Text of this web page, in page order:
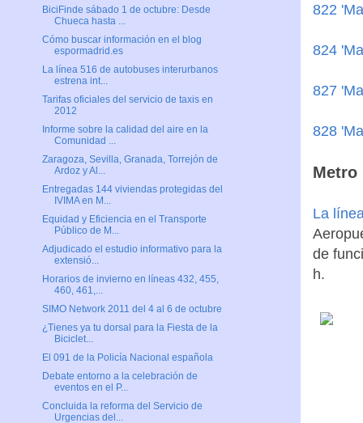
822
824
827
828
Metro
La
de
h.
BiciFinde sábado 1 de octubre: Desde
Chueca hasta ...
Cómo buscar información en el blog
espormadrid.es
La línea 516 de autobuses interurbanos
estrena int...
Tarifas oficiales del servicio de taxis en
2012
Informe sobre la calidad del aire en la
Comunidad ...
Zaragoza, Sevilla, Granada, Torrejón de
Ardoz y Al...
Entregadas 144 viviendas protegidas del
IVIMA en M...
Equidad y Eficiencia en el Transporte
Público de M...
Adjudicado el estudio informativo para la
extensió...
Horarios de invierno en líneas 432, 455,
460, 461,...
SIMO Network 2011 del 4 al 6 de octubre
¿Tienes ya tu dorsal para la Fiesta de la
Biciclet...
El 091 de la Policía Nacional española
Debate entorno a la celebración de
eventos en el P...
Concluida la reforma del Servicio de
Urgencias del...